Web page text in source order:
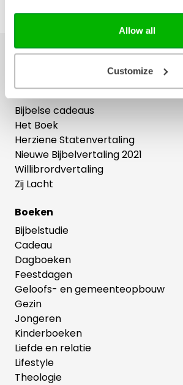
Allow all
Customize
Ons hele assortiment
Bijbels
Bijbelse cadeaus
Het Boek
Herziene Statenvertaling
Nieuwe Bijbelvertaling 2021
Willibrordvertaling
Zij Lacht
Boeken
Bijbelstudie
Cadeau
Dagboeken
Feestdagen
Geloofs- en gemeenteopbouw
Gezin
Jongeren
Kinderboeken
Liefde en relatie
Lifestyle
Theologie